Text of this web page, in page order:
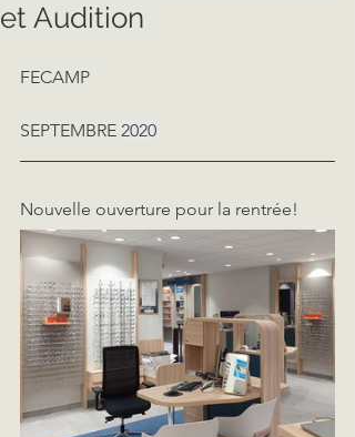
et Audition
FECAMP
SEPTEMBRE 2020
Nouvelle ouverture pour la rentrée!